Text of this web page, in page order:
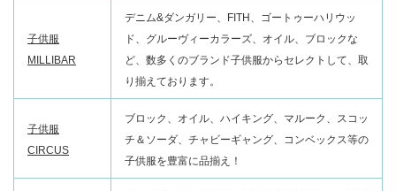
子供服
MILLIBAR
デニム&ダンガリー、FITH、ゴートゥーハリウッ
ド、グルーヴィーカラーズ、オイル、ブロックな
ど、数多くのブランド子供服からセレクトして、取
り揃えております。
子供服
CIRCUS
ブロック、オイル、ハイキング、マルーク、スコッ
チ＆ソーダ、チャビーギャング、コンベックス等の
子供服を豊富に品揃え！